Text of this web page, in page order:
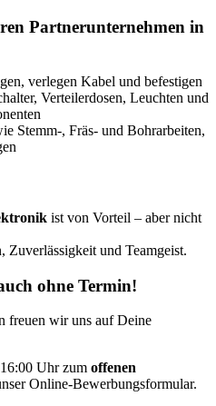
Partnerunternehmen in
verlegen Kabel und befestigen
Verteilerdosen, Leuchten und
Stemm-, Fräs- und Bohrarbeiten,
ist von Vorteil – aber nicht
und Teamgeist.
ohne Termin!
freuen wir uns auf Deine
Uhr zum offenen
Online-Bewerbungsformular.